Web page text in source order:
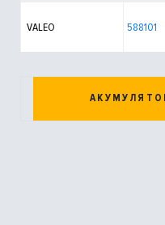
VALEO 588101